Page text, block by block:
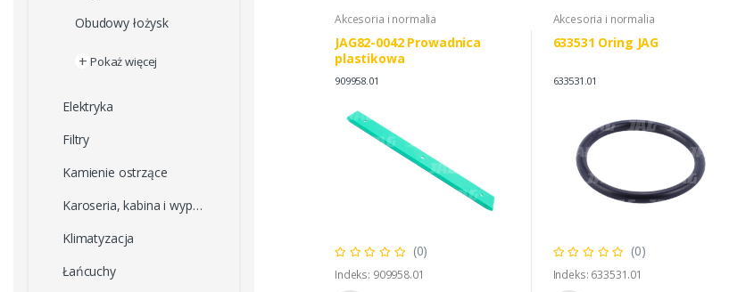
Obudowy łożysk
+ Pokaż więcej
Elektryka
Filtry
Kamienie ostrzące
Karoseria, kabina i wyposażenie
Klimatyzacja
Łańcuchy
Akcesoria i normalia
JAG82-0042 Prowadnica
plastikowa
909958.01
(0)
Indeks: 909958.01
Akcesoria i normalia
633531 Oring JAG
633531.01
(0)
Indeks: 633531.01